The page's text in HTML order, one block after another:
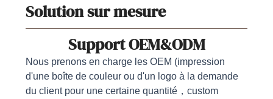
Solution sur mesure
Support OEM&ODM
Nous prenons en charge les OEM (impression
d'une boîte de couleur ou d'un logo à la demande
du client pour une certaine quantité，custom